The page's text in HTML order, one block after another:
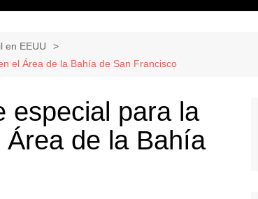
en EEUU
el Área de la Bahía de San Francisco
especial para la
de la Bahía